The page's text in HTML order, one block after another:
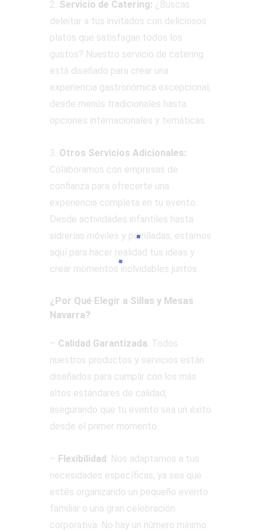
2. Servicio de Catering: ¿Buscas
deleitar a tus invitados con deliciosos
platos que satisfagan todos los
gustos? Nuestro servicio de catering
está diseñado para crear una
experiencia gastronómica excepcional,
desde menús tradicionales hasta
opciones internacionales y temáticas.
3. Otros Servicios Adicionales:
Colaboramos con empresas de
confianza para ofrecerte una
experiencia completa en tu evento.
Desde actividades infantiles hasta
sidrerías móviles y parrilladas, estamos
aquí para hacer realidad tus ideas y
crear momentos inolvidables juntos.
¿Por Qué Elegir a Sillas y Mesas
Navarra?
– Calidad Garantizada: Todos
nuestros productos y servicios están
diseñados para cumplir con los más
altos estándares de calidad,
asegurando que tu evento sea un éxito
desde el primer momento.
– Flexibilidad: Nos adaptamos a tus
necesidades específicas, ya sea que
estés organizando un pequeño evento
familiar o una gran celebración
corporativa. No hay un número mínimo